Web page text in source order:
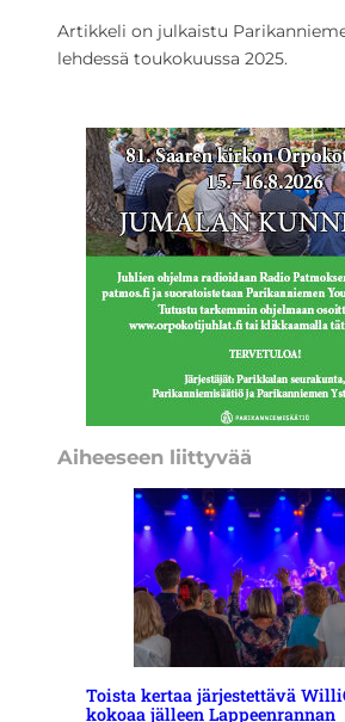
Artikkeli on julkaistu
lehdessä toukokuussa 2025.
Aiheeseen liittyvää
Toista kertaa järjestettävä
kokoaa jälleen Lappeenrannan